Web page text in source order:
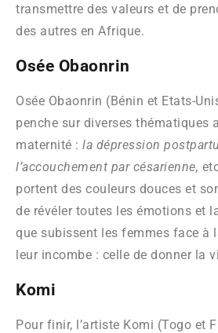
transmettre des valeurs et de
des autres en Afrique.
Osée Obaonrin
Osée Obaonrin (Bénin et Etats-
penche sur diverses thématiques
maternité : la dépression
l’accouchement par césarienne,
portent des couleurs douces et
de révéler toutes les émotions et
que subissent les femmes face à
leur incombe : celle de donner la
Komi
Pour finir, l’artiste Komi (Togo et